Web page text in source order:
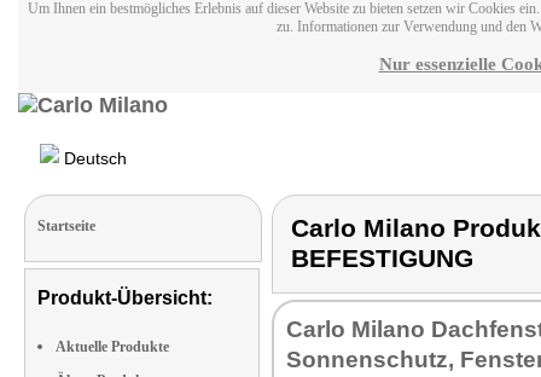
Um Ihnen ein bestmögliches Erlebnis auf dieser Website zu bieten setzen wir Cookies
zu. Informationen zur Verwendung und den
Nur essenzielle
Deutsch
Startseite
Produkt-Übersicht:
Aktuelle Produkte
Carlo Milano
BEFESTIGUNG
Carlo Milano
Sonnenschutz,